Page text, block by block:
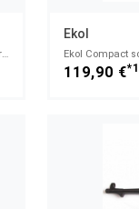
Firat Magnum Schreckschusspi. 9mm P.A.K. / vernickelt
Ekol
Ekol Compact
119,90 €*1